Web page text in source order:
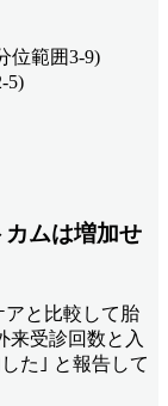
位範囲3-9)
5)
ムは増加せ
アと比較して胎
来受診回数と入
た｣ と報告して